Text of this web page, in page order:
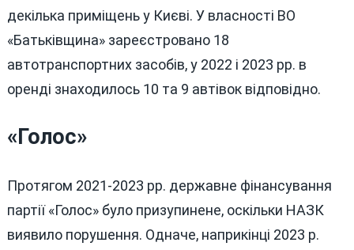
декілька приміщень у Києві. У власності ВО
«Батьківщина» зареєстровано 18
автотранспортних засобів, у 2022 і 2023 рр. в
оренді знаходилось 10 та 9 автівок відповідно.
«Голос»
Протягом 2021-2023 рр. державне фінансування
партії «Голос» було призупинене, оскільки НАЗК
виявило порушення. Одначе, наприкінці 2023 р.